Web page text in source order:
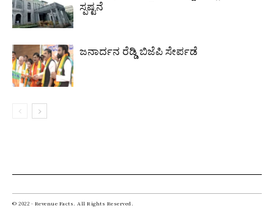
ಸ್ಪಷ್ಟನೆ
ಜನಾರ್ದನ ರೆಡ್ಡಿ ಬಿಜೆಪಿ ಸೇರ್ಪಡೆ
© 2022 - Revenue Facts. All Rights Reserved.